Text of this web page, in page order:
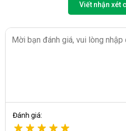
Tủ chống ẩm Digi-Cabi
Đặc điểm cấu tạo của Tủ
350
không quá khó để người dùng
nhau.
Tủ hút ẩm Digi-Cabi DHC-
Viết nhận xét
Đánh giá: